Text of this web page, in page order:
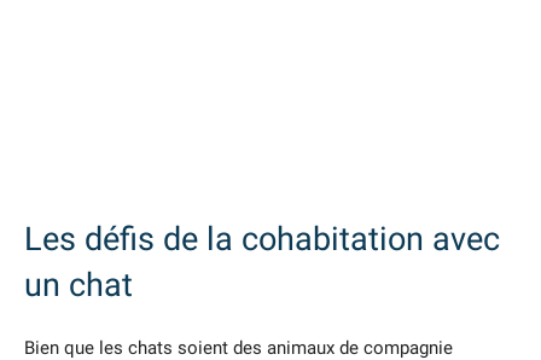
Les défis de la cohabitation avec
un chat
Bien que les chats soient des animaux de compagnie